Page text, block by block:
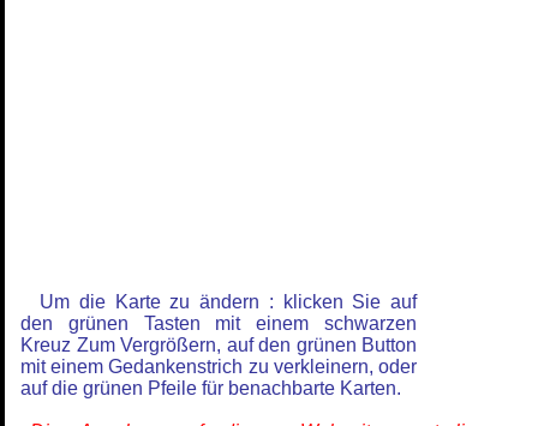
Um die Karte zu ändern : klicken Sie auf
den grünen Tasten mit einem schwarzen
Kreuz Zum Vergrößern, auf den grünen Button
mit einem Gedankenstrich zu verkleinern, oder
auf die grünen Pfeile für benachbarte Karten.